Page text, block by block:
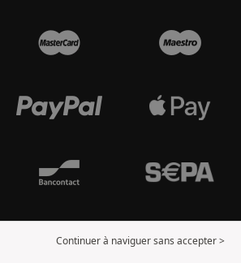
Continuer à naviguer sans accepter >